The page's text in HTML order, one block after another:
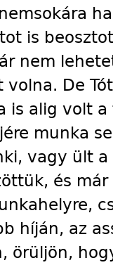
is
nem
volna. De
is alig volt
munka
vagy ült
és
híján, az
örüljön,